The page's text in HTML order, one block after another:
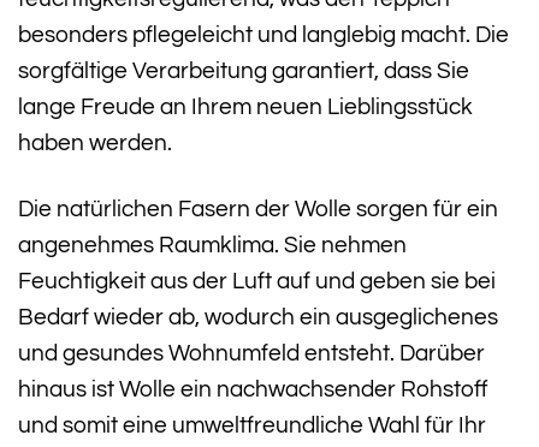
besonders pflegeleicht und langlebig macht. Die
sorgfältige Verarbeitung garantiert, dass Sie
lange Freude an Ihrem neuen Lieblingsstück
haben werden.
Die natürlichen Fasern der Wolle sorgen für ein
angenehmes Raumklima. Sie nehmen
Feuchtigkeit aus der Luft auf und geben sie bei
Bedarf wieder ab, wodurch ein ausgeglichenes
und gesundes Wohnumfeld entsteht. Darüber
hinaus ist Wolle ein nachwachsender Rohstoff
und somit eine umweltfreundliche Wahl für Ihr